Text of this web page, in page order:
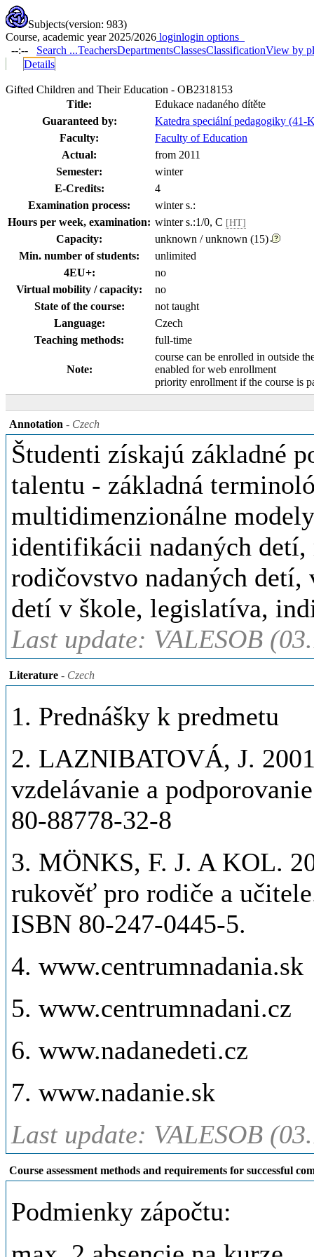
Subjects(version: 983)
Course, academic year 2025/2026 loginlogin options
--:--
Search ...TeachersDepartmentsClassesClassificationView by
Details
Gifted Children and Their Education - OB2318153
Title:
Edukace nadaného dítěte
Guaranteed by:
Katedra speciální pedagogiky (41-
Faculty:
Faculty of Education
Actual:
from 2011
Semester:
winter
E-Credits:
4
Examination process:
winter s.:
Hours per week, examination: winter s.:1/0, C [HT]
Capacity:
unknown / unknown (15)
Min. number of students:
unlimited
4EU+:
no
Virtual mobility / capacity:
no
State of the course:
not taught
Language:
Czech
Teaching methods:
full-time
Note:
course can be enrolled in outside
enabled for web enrollment
priority enrollment if the course is
Annotation - Czech
Študenti získajú základné
talentu - základná
multidimenzionálne
identifikácii nadaných detí,
rodičovstvo nadaných detí,
detí v škole, legislatíva,
Last update: VALESOB
Literature - Czech
1. Prednášky k predmetu
2. LAZNIBATOVÁ, J.
vzdelávanie a
80-88778-32-8
3. MÖNKS, F. J. A KOL.
rukověť pro rodiče a
ISBN 80-247-0445-5.
4. www.centrumnadania.sk
5. www.centrumnadani.cz
6. www.nadanedeti.cz
7. www.nadanie.sk
Last update: VALESOB
Course assessment methods and requirements for successful
Podmienky zápočtu: